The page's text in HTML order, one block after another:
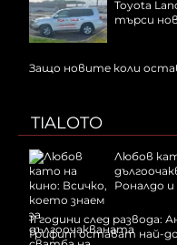
Toyota
търси
Защо новите коли
TIALOTO
Любов
Роналдо
11 години след
Грифит остават най-